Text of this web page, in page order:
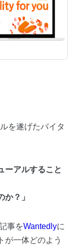
を遂げたバイタ
ーアルすること
か？」
事をWantedlyに
が一体どのよう